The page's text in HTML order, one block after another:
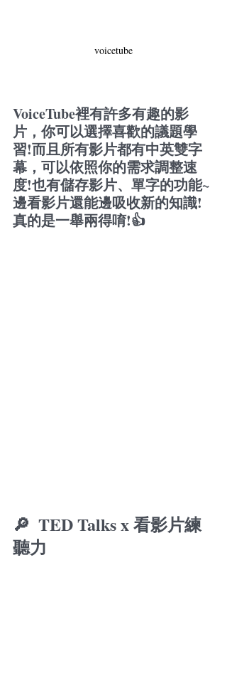
voicetube
VoiceTube裡有許多有趣的影
片，你可以選擇喜歡的議題學
習!而且所有影片都有中英雙字
幕，可以依照你的需求調整速
度!也有儲存影片、單字的功能~
邊看影片還能邊吸收新的知識!
真的是一舉兩得唷!👍
🔎 TED Talks x 看影片練
聽力